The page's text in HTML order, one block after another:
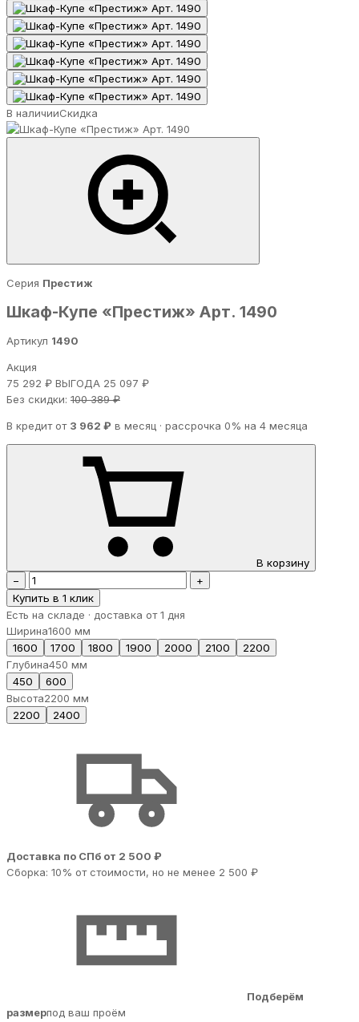
В наличииСкидка
Серия Престиж
Шкаф-Купе «Престиж» Арт. 1490
Артикул 1490
Акция
75 292 ₽ ВЫГОДА 25 097 ₽
Без скидки: 100 389 ₽
В кредит от 3 962 ₽ в месяц · рассрочка 0% на 4 месяца
В корзину
−
+
Купить в 1 клик
Есть на складе · доставка от 1 дня
Ширина1600 мм
1600
1700 1800 1900 2000 2100
2200
Глубина450 мм
450
600
Высота2200 мм
2200
2400
Доставка по СПб от 2 500 ₽
Сборка: 10% от стоимости, но не менее 2 500 ₽
Подберём
размерпод ваш проём